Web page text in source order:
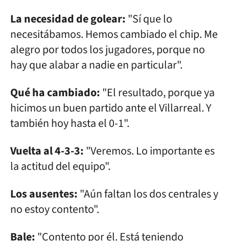
La necesidad de golear:"Sí que lo
necesitábamos. Hemos cambiado el chip. Me
alegro por todos los jugadores, porque no
hay que alabar a nadie en particular".
Qué ha cambiado:"El resultado, porque ya
hicimos un buen partido ante el Villarreal. Y
también hoy hasta el 0-1".
Vuelta al 4-3-3:"Veremos. Lo importante es
la actitud del equipo".
Los ausentes:"Aún faltan los dos centrales y
no estoy contento".
Bale:"Contento por él. Está teniendo